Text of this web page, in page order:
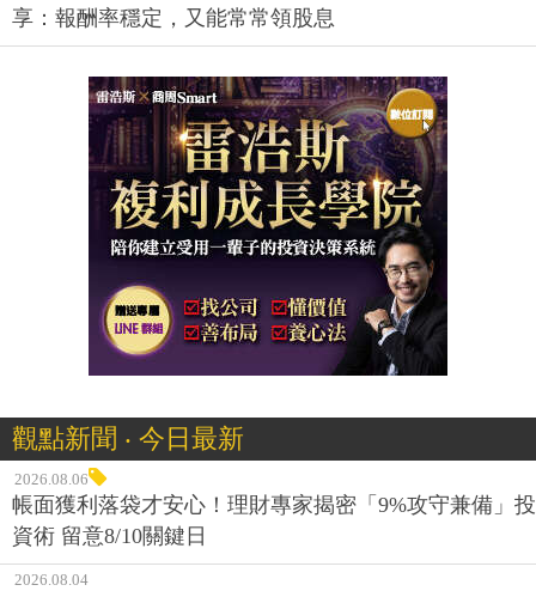
享：報酬率穩定，又能常常領股息
觀點新聞 ‧ 今日最新
2026.08.06
帳面獲利落袋才安心！理財專家揭密「9%攻守兼備」投
資術 留意8/10關鍵日
2026.08.04